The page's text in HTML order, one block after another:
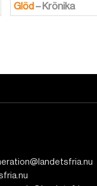
Glöd– Krönika